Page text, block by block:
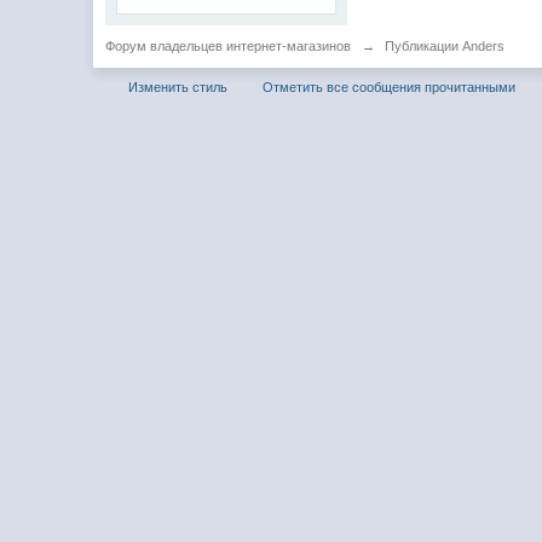
Форум владельцев интернет-магазинов → Публикации Anders
Изменить стиль Отметить все сообщения прочитанными